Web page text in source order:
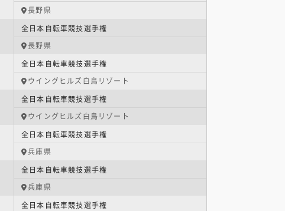
長野県
全日本自転車競技選手権
長野県
全日本自転車競技選手権
ウイングヒルズ白鳥リゾート
全日本自転車競技選手権
ウイングヒルズ白鳥リゾート
全日本自転車競技選手権
兵庫県
全日本自転車競技選手権
兵庫県
全日本自転車競技選手権